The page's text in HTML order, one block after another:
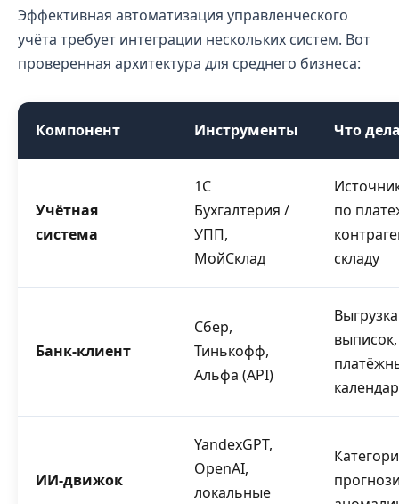
Эффективная автоматизация управленческого
учёта требует интеграции нескольких систем. Вот
проверенная архитектура для среднего бизнеса:
Компонент Инструменты Что
Учётная
система
1С
Бухгалтерия /
УПП,
МойСклад
по
складу
Банк-клиент
Сбер,
Тинькофф,
Альфа (API)
Выгрузка
выписок,
ИИ-движок
YandexGPT,
OpenAI,
локальные